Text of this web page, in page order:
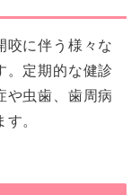
咬に伴う様々な
。定期的な健診
や虫歯、歯周病
。